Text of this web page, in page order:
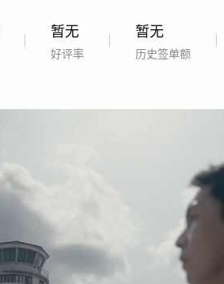
暂无
好评率
暂无
历史签单额